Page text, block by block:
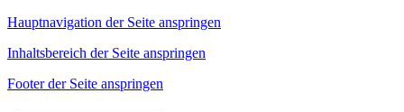
Hauptnavigation der Seite anspringen
Inhaltsbereich der Seite anspringen
Footer der Seite anspringen